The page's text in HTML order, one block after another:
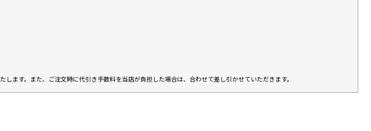
ます。また、ご注文時に代引き手数料を当店が負担した場合は、合わせて差し引かせていただきます。